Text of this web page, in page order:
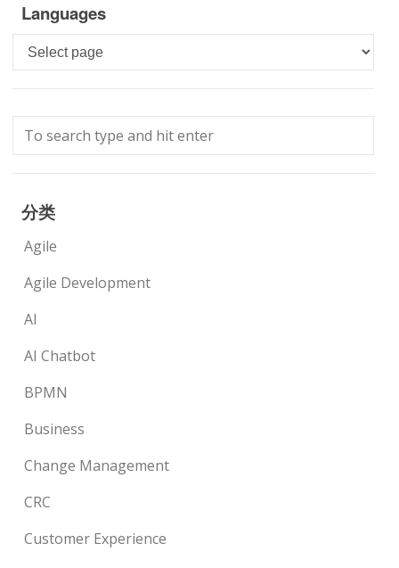
Languages
Languages
分类
Agile
Agile Development
AI
AI Chatbot
BPMN
Business
Change Management
CRC
Customer Experience